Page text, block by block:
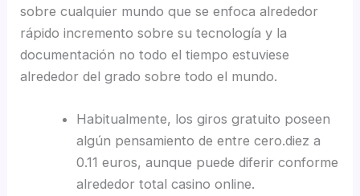
sobre cualquier mundo que se enfoca alrededor
rápido incremento sobre su tecnología y la
documentación no todo el tiempo estuviese
alrededor del grado sobre todo el mundo.
Habitualmente, los giros gratuito poseen
algún pensamiento de entre cero.diez a
0.11 euros, aunque puede diferir conforme
alrededor total casino online.